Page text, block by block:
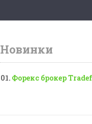
Новинки
Форекс брокер